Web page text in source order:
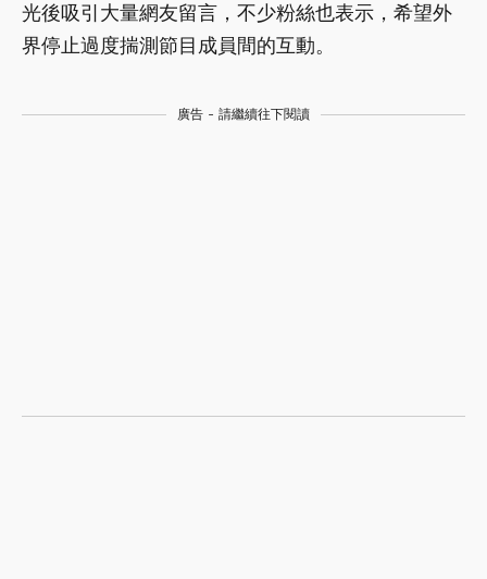
光後吸引大量網友留言，不少粉絲也表示，希望外
界停止過度揣測節目成員間的互動。
廣告 - 請繼續往下閱讀